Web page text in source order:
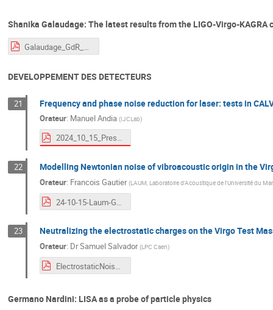
Shanika Galaudage: The latest results from the LIGO-Virgo-KAGRA
Galaudage_GdR_Marseille_static-version.pdf
DEVELOPPEMENT DES DETECTEURS
21 Frequency and phase noise reduction for laser: tests in
Orateur: Manuel Andia (IJCLab)
2024_10_15_Presentation_AG_GdR_OG_Manuel_ANDIA.pdf
22 Modelling Newtonian noise of vibroacoustic origin in the
Orateur: Francois Gautier (LAUM, Laboratoire d'Acoustique de l'Université du
24-10-15-Laum-GdR_GW_Marseille.pdf
23 Neutralizing the electrostatic charges on the Virgo Test
Orateur: DrSamuel Salvador (LPC Caen)
Germano Nardini: LISA as a probe of particle physics